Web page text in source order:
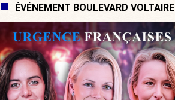
ÉVÉNEMENT BOULEVARD VOLTAIRE